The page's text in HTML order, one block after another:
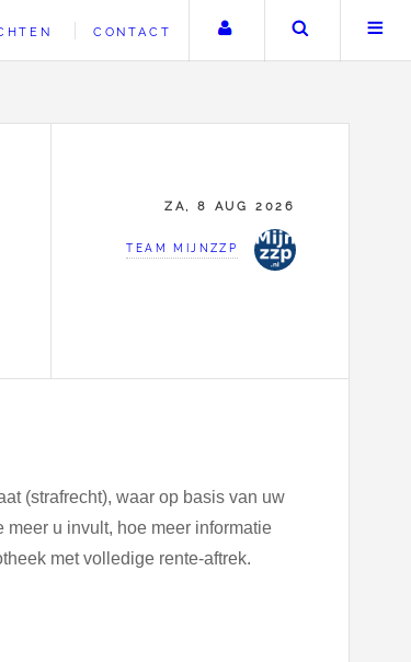
CONTACT Uw accountZoeken
ZA, 8 AUG 2026
TEAM MIJNZZP
(strafrecht), waar op basis van uw
u invult, hoe meer informatie
met volledige rente-aftrek.